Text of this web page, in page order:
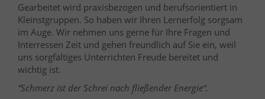
Gearbeitet wird praxisbezogen und berufsorientiert in
Kleinstgruppen. So haben wir Ihren Lernerfolg sorgsam
im Auge. Wir nehmen uns gerne für Ihre Fragen und
Interressen Zeit und gehen freundlich auf Sie ein, weil
uns sorgfältiges Unterrichten Freude bereitet und
wichtig ist.
“Schmerz ist der Schrei nach fließender Energie“.